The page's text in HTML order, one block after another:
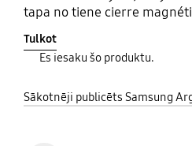
tapa no tiene cierre
Tulkot
Es iesaku šo produktu.
Sākotnēji publicēts Samsung